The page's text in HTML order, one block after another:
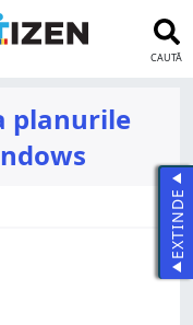
CAUTĂ
planurile
EXTINDE